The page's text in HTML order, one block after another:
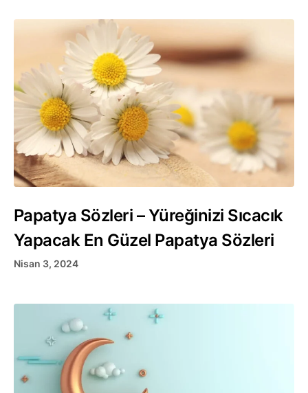
Papatya Sözleri – Yüreğinizi Sıcacık
Yapacak En Güzel Papatya Sözleri
Nisan 3, 2024